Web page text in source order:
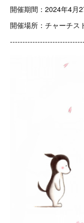
開催期間：2024年4
開催場所：チャーチス